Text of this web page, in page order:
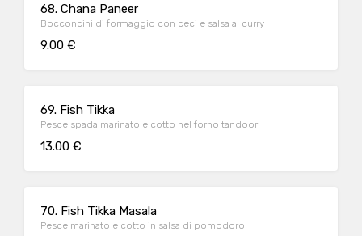
68. Chana Paneer
Bocconcini di formaggio con ceci e salsa al curry
9.00 €
69. Fish Tikka
Pesce spada marinato e cotto nel forno tandoor
13.00 €
70. Fish Tikka Masala
Pesce marinato e cotto in salsa di pomodoro